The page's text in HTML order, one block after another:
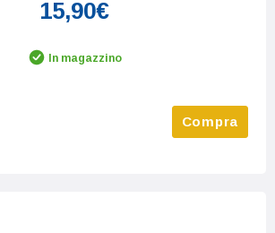
15,90€
In magazzino
Quantity:
Compra